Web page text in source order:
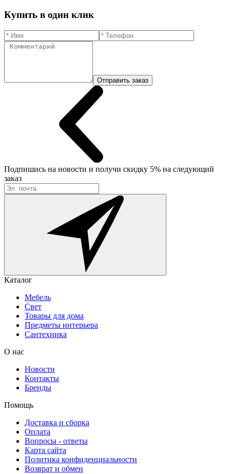
Купить в один клик
Отправить заказ
Подпишись на новости и получи скидку 5% на следующий
заказ
Каталог
Мебель
Свет
Товары для дома
Предметы интерьера
Сантехника
О нас
Новости
Контакты
Бренды
Помощь
Доставка и сборка
Оплата
Вопросы - ответы
Карта сайта
Политика конфиденциальности
Возврат и обмен